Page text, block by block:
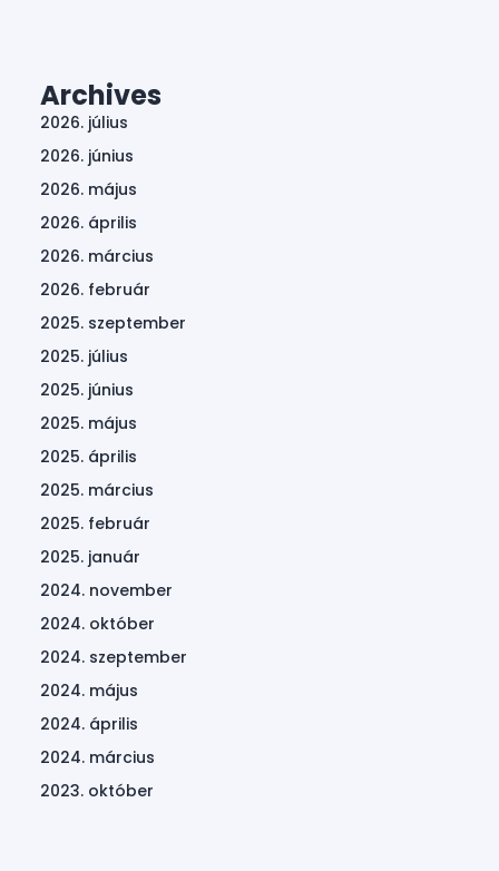
Archives
2026. július
2026. június
2026. május
2026. április
2026. március
2026. február
2025. szeptember
2025. július
2025. június
2025. május
2025. április
2025. március
2025. február
2025. január
2024. november
2024. október
2024. szeptember
2024. május
2024. április
2024. március
2023. október